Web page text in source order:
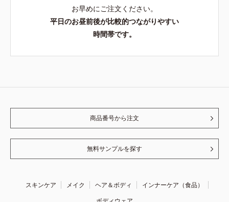
お早めにご注文ください。
平日のお昼前後が比較的つながりやすい
時間帯です。
商品番号から注文
無料サンプルを探す
スキンケア メイク ヘア＆ボディ
インナーケア（食品）